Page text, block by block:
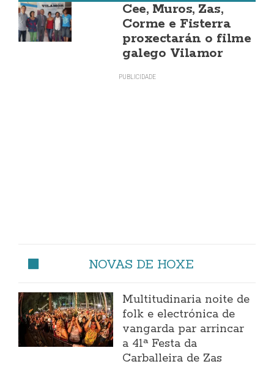
Cee, Muros, Zas,
Corme e Fisterra
proxectarán o filme
galego Vilamor
NOVAS DE HOXE
Multitudinaria noite de
folk e electrónica de
vangarda par arrincar
a 41ª Festa da
Carballeira de Zas